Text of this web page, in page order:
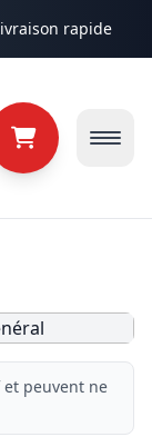
rapide
peuvent ne